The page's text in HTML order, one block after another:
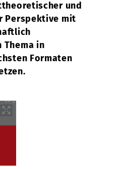
und
Perspektive mit
Thema in
Formaten